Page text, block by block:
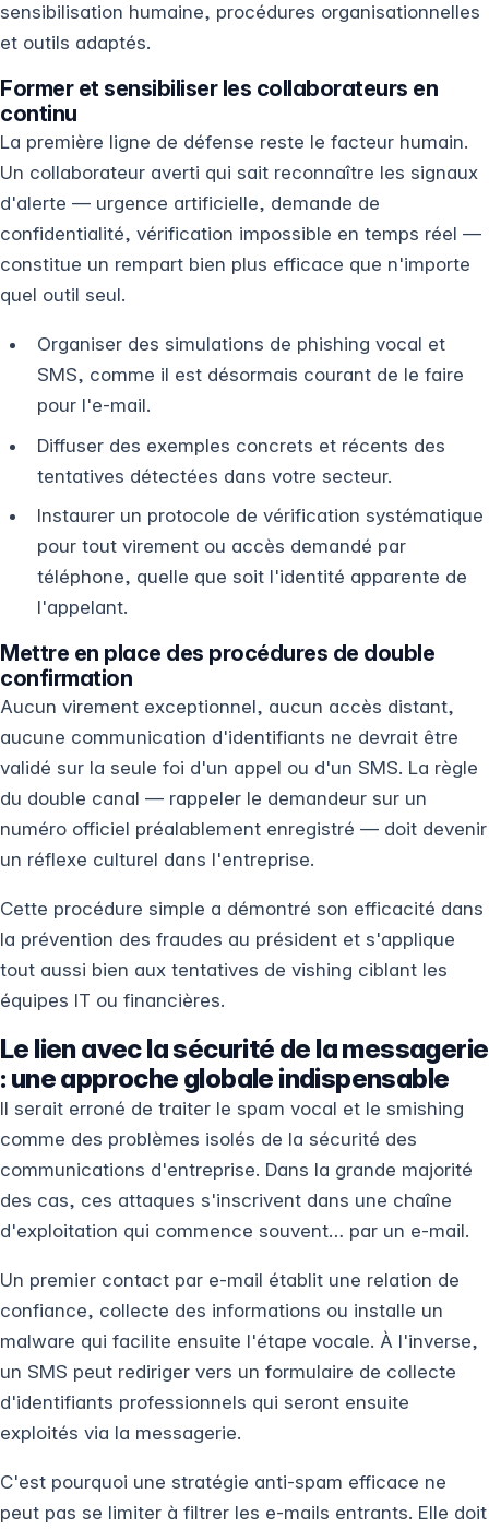
sensibilisation humaine, procédures organisationnelles
et outils adaptés.
Former et sensibiliser les collaborateurs en
continu
La première ligne de défense reste le facteur humain.
Un collaborateur averti qui sait reconnaître les signaux
d'alerte — urgence artificielle, demande de
confidentialité, vérification impossible en temps réel —
constitue un rempart bien plus efficace que n'importe
quel outil seul.
Organiser des simulations de phishing vocal et
SMS, comme il est désormais courant de le faire
pour l'e-mail.
Diffuser des exemples concrets et récents des
tentatives détectées dans votre secteur.
Instaurer un protocole de vérification systématique
pour tout virement ou accès demandé par
téléphone, quelle que soit l'identité apparente de
l'appelant.
Mettre en place des procédures de double
confirmation
Aucun virement exceptionnel, aucun accès distant,
aucune communication d'identifiants ne devrait être
validé sur la seule foi d'un appel ou d'un SMS. La règle
du double canal — rappeler le demandeur sur un
numéro officiel préalablement enregistré — doit devenir
un réflexe culturel dans l'entreprise.
Cette procédure simple a démontré son efficacité dans
la prévention des fraudes au président et s'applique
tout aussi bien aux tentatives de vishing ciblant les
équipes IT ou financières.
Le lien avec la sécurité de la messagerie
: une approche globale indispensable
Il serait erroné de traiter le spam vocal et le smishing
comme des problèmes isolés de la sécurité des
communications d'entreprise. Dans la grande majorité
des cas, ces attaques s'inscrivent dans une chaîne
d'exploitation qui commence souvent… par un e-mail.
Un premier contact par e-mail établit une relation de
confiance, collecte des informations ou installe un
malware qui facilite ensuite l'étape vocale. À l'inverse,
un SMS peut rediriger vers un formulaire de collecte
d'identifiants professionnels qui seront ensuite
exploités via la messagerie.
C'est pourquoi une stratégie anti-spam efficace ne
peut pas se limiter à filtrer les e-mails entrants. Elle doit